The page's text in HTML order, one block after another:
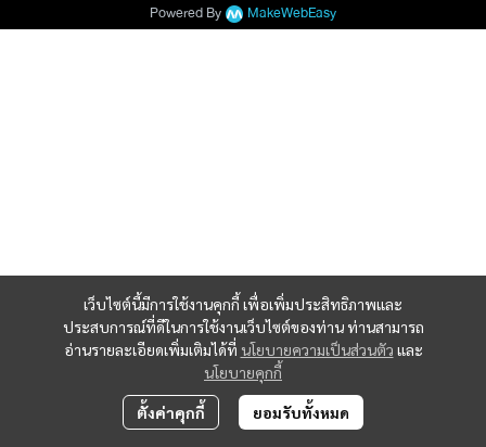
เว็บไซต์นี้มีการใช้งานคุกกี้ เพื่อเพิ่มประสิทธิภาพและ
ประสบการณ์ที่ดีในการใช้งานเว็บไซต์ของท่าน ท่านสามารถ
อ่านรายละเอียดเพิ่มเติมได้ที่ นโยบายความเป็นส่วนตัว และ
นโยบายคุกกี้
ตั้งค่าคุกกี้ ยอมรับทั้งหมด
Powered By MakeWebEasy